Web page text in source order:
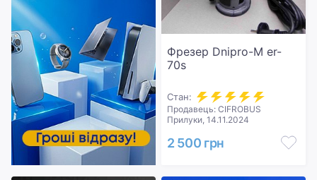
Фрезер Dnipro-M er-
70s
Стан:
Продавець: CIFROBUS
Прилуки, 14.11.2024
2 500 грн